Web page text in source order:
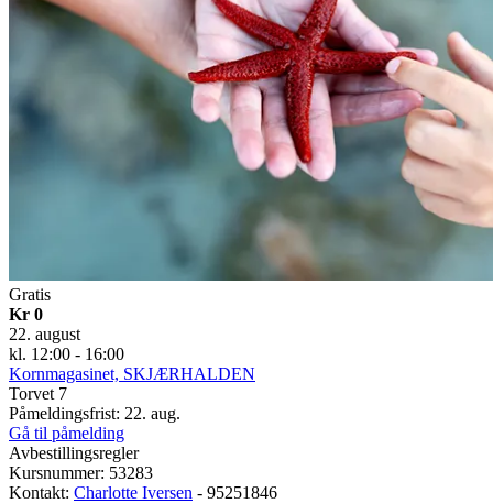
Gratis
Kr 0
22. august
kl. 12:00 - 16:00
Kornmagasinet, SKJÆRHALDEN
Torvet 7
Påmeldingsfrist: 22. aug.
Gå til påmelding
Avbestillingsregler
Kursnummer: 53283
Kontakt: Charlotte Iversen - 95251846